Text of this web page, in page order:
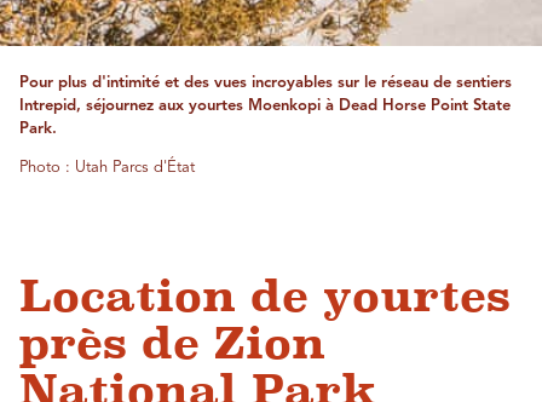
Pour plus d'intimité et des vues incroyables sur le réseau de sentiers
Intrepid, séjournez aux yourtes Moenkopi à Dead Horse Point State
Park.
Photo : Utah Parcs d'État
Location de yourtes
près de Zion
National Park